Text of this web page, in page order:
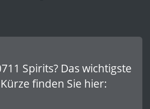
Spirits? Das wichtigste
finden Sie hier: